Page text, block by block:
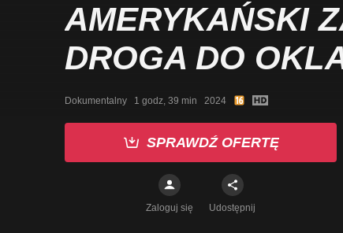
AMERYKAŃSKI
DROGA DO
Dokumentalny   1 godz, 39 min   2024
SPRAWDŹ OFERTĘ
Zaloguj się Udostępnij